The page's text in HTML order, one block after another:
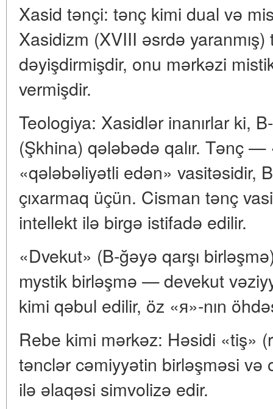
Xasid tənçi: tənç kimi dual və
Xasidizm (XVIII əsrdə
dəyişdirmişdir, onu mərkəzi
vermişdir.
Teologiya: Xasidlər inanırlar ki,
(Şkhina) qələbədə qalır. Tənç —
«qələbəliyətli edən» vasitəsidir,
çıxarmaq üçün. Cisman tənç
intellekt ilə birgə istifadə edilir.
«Dvekut» (B-ğəyə qarşı
mystik birləşmə — devekut
kimi qəbul edilir, öz «я»-nın
Rebe kimi mərkəz: Həsidi «tiş»
tənclər cəmiyyətin birləşməsi və
ilə əlaqəsi simvolizə edir.